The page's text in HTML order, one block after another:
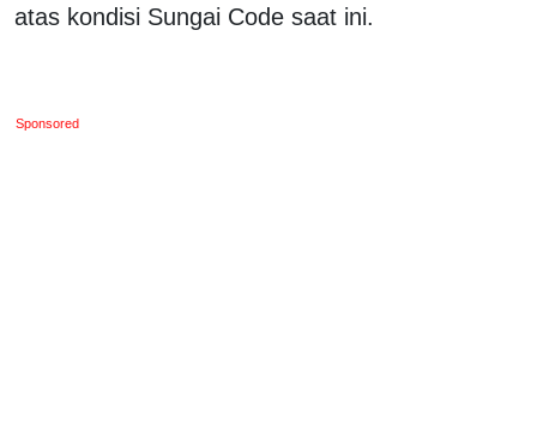
atas kondisi Sungai Code saat ini.
Sponsored